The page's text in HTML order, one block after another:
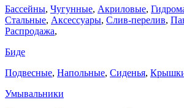
Бассейны, Чугунные, Акриловые,
Стальные, Аксессуары, Слив-перелив,
Распродажа,
Биде
Подвесные, Напольные, Сиденья,
Умывальники